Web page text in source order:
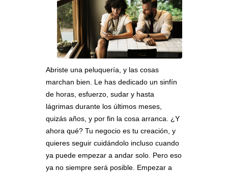
Abriste una peluquería, y las cosas
marchan bien. Le has dedicado un sinfín
de horas, esfuerzo, sudar y hasta
lágrimas durante los últimos meses,
quizás años, y por fin la cosa arranca. ¿Y
ahora qué? Tu negocio es tu creación, y
quieres seguir cuidándolo incluso cuando
ya puede empezar a andar solo. Pero eso
ya no siempre será posible. Empezar a